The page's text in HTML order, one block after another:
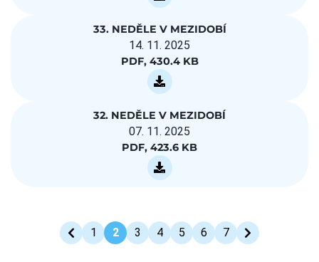
33. NEDĚLE V MEZIDOBÍ
14. 11. 2025
PDF, 430.4 KB
32. NEDĚLE V MEZIDOBÍ
07. 11. 2025
PDF, 423.6 KB
1 2 3 4 5 6 7